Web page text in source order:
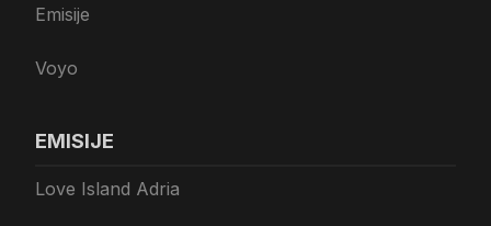
Emisije
Voyo
EMISIJE
Love Island Adria